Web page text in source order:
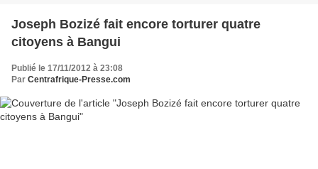
Joseph Bozizé fait encore torturer quatre
citoyens à Bangui
Publié le 17/11/2012 à 23:08
Par Centrafrique-Presse.com